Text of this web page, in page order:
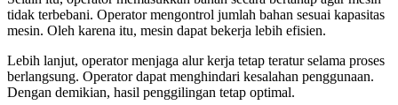
tidak terbebani. Operator mengontrol jumlah bahan sesuai kapasitas
mesin. Oleh karena itu, mesin dapat bekerja lebih efisien.
Lebih lanjut, operator menjaga alur kerja tetap teratur selama proses
berlangsung. Operator dapat menghindari kesalahan penggunaan.
Dengan demikian, hasil penggilingan tetap optimal.